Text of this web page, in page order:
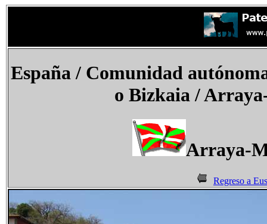
España/ Comunidad
o Bizkaia /
Arraya-
Regreso a